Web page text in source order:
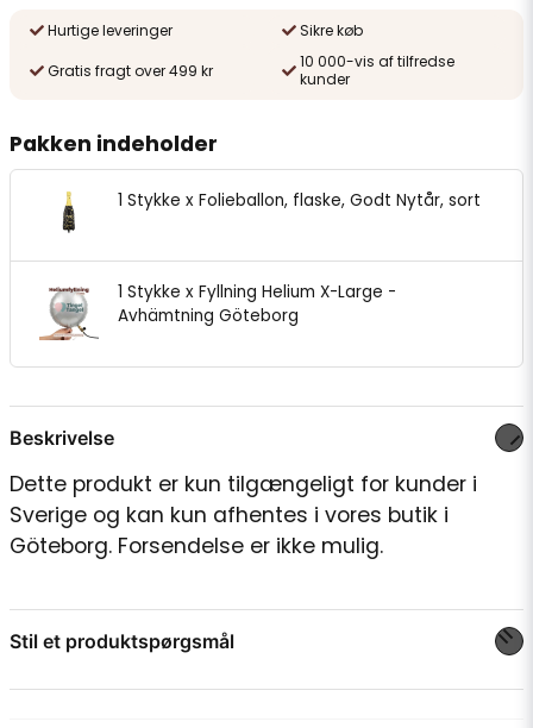
Hurtige leveringer
Sikre køb
Gratis fragt over 499 kr
10 000-vis af tilfredse
kunder
Pakken indeholder
1 Stykke x Folieballon, flaske, Godt Nytår, sort
1 Stykke x Fyllning Helium X-Large -
Avhämtning Göteborg
Beskrivelse
Dette produkt er kun tilgængeligt for kunder i
Sverige og kan kun afhentes i vores butik i
Göteborg. Forsendelse er ikke mulig.
Stil et produktspørgsmål